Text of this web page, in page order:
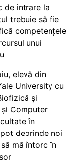
de intrare la
trebuie să fie
competențele
unui
elevă din
University cu
și
Computer
în
deprinde noi
mă întorc în